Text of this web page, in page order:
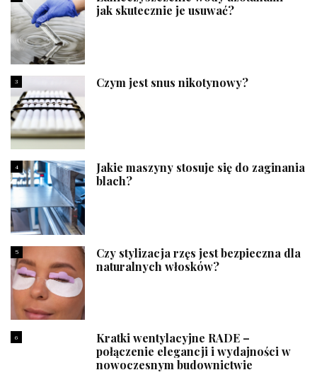
jak skutecznie je usuwać?
3 Czym jest snus nikotynowy?
4
Jakie maszyny stosuje się do zaginania
blach?
5
Czy stylizacja rzęs jest bezpieczna dla
naturalnych włosków?
6
Kratki wentylacyjne RADE –
połączenie elegancji i wydajności w
nowoczesnym budownictwie